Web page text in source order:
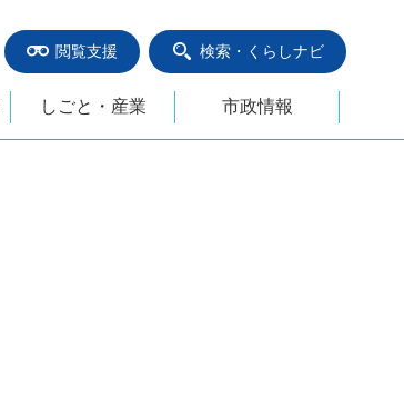
閲覧支援 検索・くらしナビ
しごと・産業 市政情報